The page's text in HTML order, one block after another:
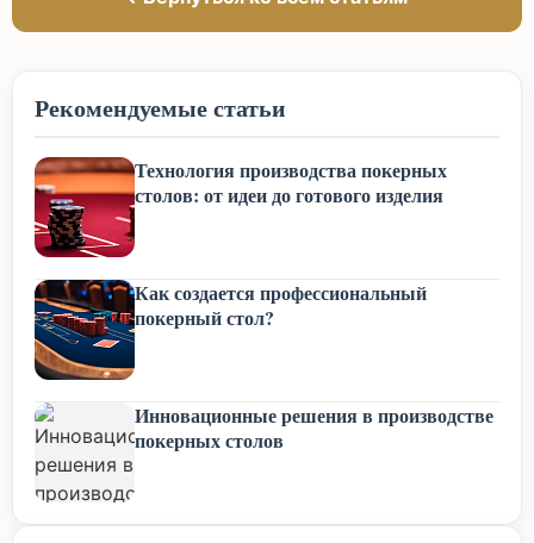
Рекомендуемые статьи
Технология производства покерных
столов: от идеи до готового изделия
Как создается профессиональный
покерный стол?
Инновационные решения в производстве
покерных столов